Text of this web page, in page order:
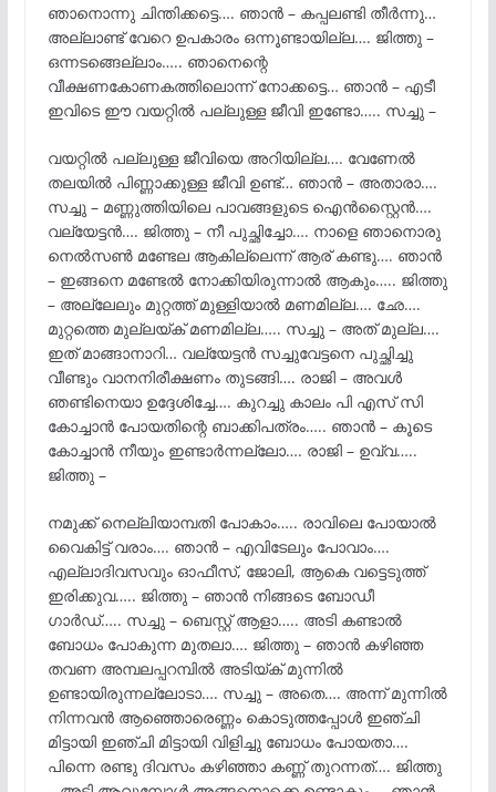
ഞാനൊന്നു ചിന്തിക്കട്ടെ…. ഞാൻ – കപ്പലണ്ടി തീർന്നു…
അല്ലാണ്ട് വേറെ ഉപകാരം ഒന്നൂണ്ടായില്ല…. ജിത്തു –
ഒന്നടങ്ങെല്ലാം….. ഞാനെന്റെ
വീക്ഷണകോണകത്തിലൊന്ന് നോക്കട്ടെ… ഞാൻ – എടീ
ഇവിടെ ഈ വയറ്റിൽ പല്ലുള്ള ജീവി ഇണ്ടോ….. സച്ചു –
വയറ്റിൽ പല്ലുള്ള ജീവിയെ അറിയില്ല…. വേണേൽ
തലയിൽ പിണ്ണാക്കുള്ള ജീവി ഉണ്ട്… ഞാൻ – അതാരാ….
സച്ചു – മണ്ണുത്തിയിലെ പാവങ്ങളുടെ ഐൻസ്റ്റൈൻ….
വല്യേട്ടൻ…. ജിത്തു – നീ പുച്ഛിച്ചോ…. നാളെ ഞാനൊരു
നെൽസൺ മണ്ടേല ആകില്ലെന്ന് ആര് കണ്ടു…. ഞാൻ
– ഇങ്ങനെ മണ്ടേൽ നോക്കിയിരുന്നാൽ ആകും….. ജിത്തു
– അല്ലേലും മുറ്റത്ത് മുള്ളിയാൽ മണമില്ല…. ഛേ….
മുറ്റത്തെ മുല്ലയ്ക് മണമില്ല….. സച്ചു – അത് മുല്ല….
ഇത് മാങ്ങാനാറി… വല്യേട്ടൻ സച്ചുവേട്ടനെ പുച്ഛിച്ചു
വീണ്ടും വാനനിരീക്ഷണം തുടങ്ങി…. രാജി – അവൾ
ഞണ്ടിനെയാ ഉദ്ദേശിച്ചേ…. കുറച്ചു കാലം പി എസ് സി
കോച്ചാൻ പോയതിന്റെ ബാക്കിപത്രം….. ഞാൻ – കൂടെ
കോച്ചാൻ നീയും ഇണ്ടാർന്നല്ലോ…. രാജി – ഉവ്വ…..
ജിത്തു –
നമുക്ക് നെല്ലിയാമ്പതി പോകാം….. രാവിലെ പോയാൽ
വൈകിട്ട് വരാം…. ഞാൻ – എവിടേലും പോവാം….
എല്ലാദിവസവും ഓഫീസ്, ജോലി, ആകെ വട്ടെടുത്ത്
ഇരിക്കുവ….. ജിത്തു – ഞാൻ നിങ്ങടെ ബോഡീ
ഗാർഡ്….. സച്ചു – ബെസ്റ്റ് ആളാ….. അടി കണ്ടാൽ
ബോധം പോകുന്ന മുതലാ…. ജിത്തു – ഞാൻ കഴിഞ്ഞ
തവണ അമ്പലപ്പറമ്പിൽ അടിയ്ക് മുന്നിൽ
ഉണ്ടായിരുന്നല്ലോടാ…. സച്ചു – അതെ…. അന്ന് മുന്നിൽ
നിന്നവൻ ആഞ്ഞൊരെണ്ണം കൊടുത്തപ്പോൾ ഇഞ്ചി
മിട്ടായി ഇഞ്ചി മിട്ടായി വിളിച്ചു ബോധം പോയതാ….
പിന്നെ രണ്ടു ദിവസം കഴിഞ്ഞാ കണ്ണ് തുറന്നത്…. ജിത്തു